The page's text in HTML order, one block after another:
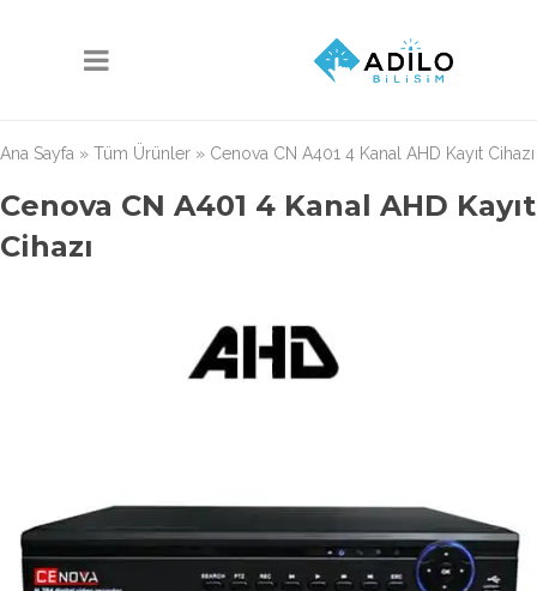
Ana Sayfa » Tüm Ürünler » Cenova CN A401 4 Kanal AHD Kayıt Cihazı
Cenova CN A401 4 Kanal AHD Kayıt
Cihazı